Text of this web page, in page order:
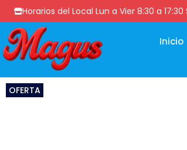
Horarios del Local Lun a Vier 8:30 a
Inicio
OFERTA